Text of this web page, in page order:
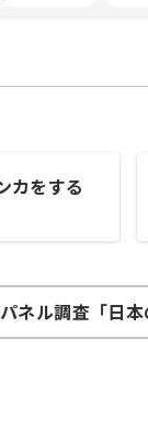
カをする
ネル調査「日